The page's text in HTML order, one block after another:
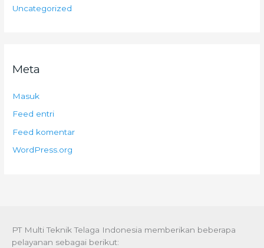
Uncategorized
Meta
Masuk
Feed entri
Feed komentar
WordPress.org
PT Multi Teknik Telaga Indonesia memberikan beberapa
pelayanan sebagai berikut: